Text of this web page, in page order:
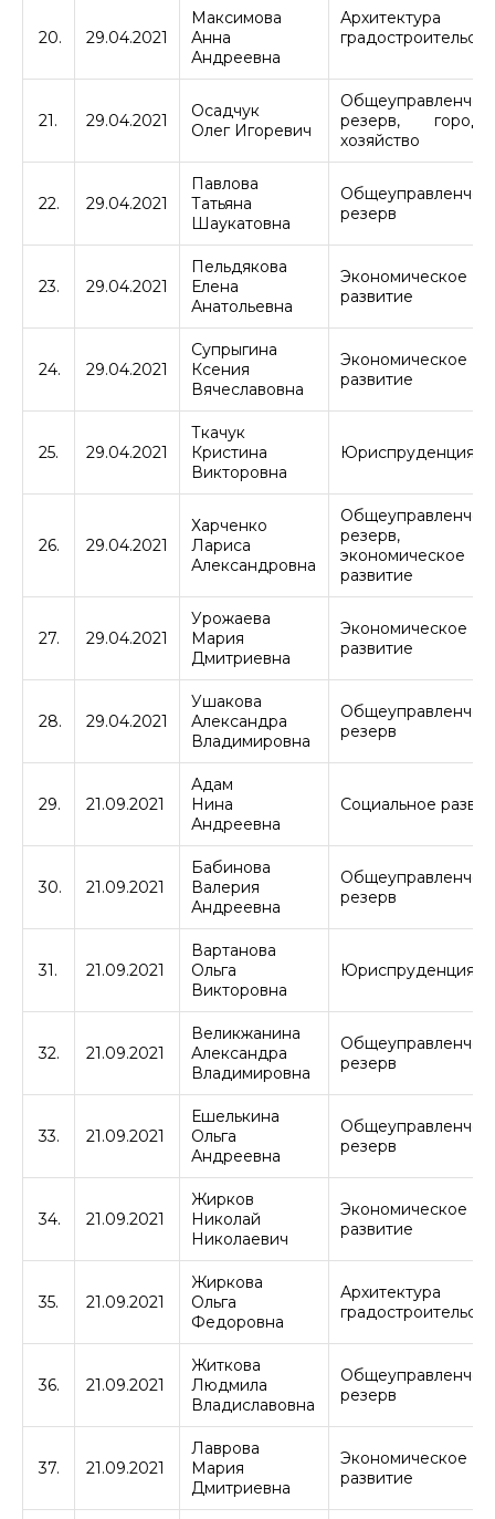
20. 29.04.2021
Максимова
Анна
Андреевна
21. 29.04.2021
Осадчук
Олег Игоревич
резерв,
хозяйство
22. 29.04.2021
Павлова
Татьяна
Шаукатовна
резерв
23. 29.04.2021
Пельдякова
Елена
Анатольевна
Экономическое
развитие
24. 29.04.2021
Супрыгина
Ксения
Вячеславовна
Экономическое
развитие
25. 29.04.2021
Ткачук
Кристина
Викторовна
Юриспруденция
26. 29.04.2021
Харченко
Лариса
Александровна
резерв,
экономическое
развитие
27. 29.04.2021
Урожаева
Мария
Дмитриевна
Экономическое
развитие
28. 29.04.2021
Ушакова
Александра
Владимировна
резерв
29. 21.09.2021
Адам
Нина
Андреевна
Социальное
30. 21.09.2021
Бабинова
Валерия
Андреевна
резерв
31. 21.09.2021
Вартанова
Ольга
Викторовна
Юриспруденция
32. 21.09.2021
Великжанина
Александра
Владимировна
резерв
33. 21.09.2021
Ешелькина
Ольга
Андреевна
резерв
34. 21.09.2021
Жирков
Николай
Николаевич
Экономическое
развитие
35. 21.09.2021
Жиркова
Ольга
Федоровна
36. 21.09.2021
Житкова
Людмила
Владиславовна
резерв
37. 21.09.2021
Лаврова
Мария
Дмитриевна
Экономическое
развитие